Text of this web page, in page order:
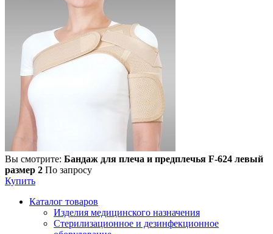
Вы смотрите: Бандаж для плеча и предплечья F-624 левый
размер 2 По запросу
Купить
Каталог товаров
Изделия медицинского назначения
Стерилизационное и дезинфекционное